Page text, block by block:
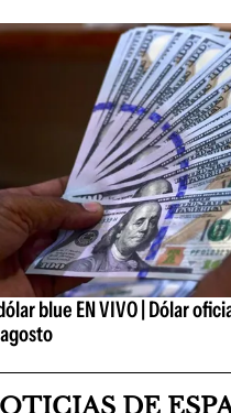
blue EN VIVO | Dólar
DE